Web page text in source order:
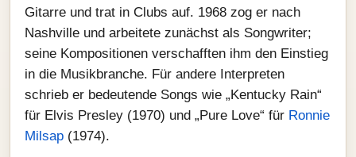
Gitarre und trat in Clubs auf. 1968 zog er nach
Nashville und arbeitete zunächst als Songwriter;
seine Kompositionen verschafften ihm den Einstieg
in die Musikbranche. Für andere Interpreten
schrieb er bedeutende Songs wie „Kentucky Rain“
für Elvis Presley (1970) und „Pure Love“ für Ronnie
Milsap (1974).